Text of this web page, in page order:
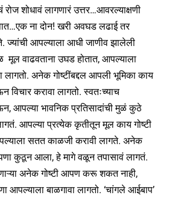
रोज शोधावं लागणारं उत्तर…आवरल्याक्षणी
ना दोन! खरी अवघड लढाई तर
ज्यांची आपल्याला आधी जाणीव झालेली
वाढवताना उघड होतात, आपल्याला
लागतो. अनेक गोष्टींबद्दल आपली भूमिका काय
विचार करावा लागतो. स्वतःच्याच
आपल्या भावनिक प्रतिसादांची मुळं कुठे
आपल्या प्रत्येक कृतीतून मूल काय गोष्टी
सतत काळजी करावी लागते. अनेक
कुठून आला, हे मागे वळून तपासावं लागतं.
अनेक गोष्टी आपण करू शकत नाही,
आपल्याला बाळगावा लागतो. ‘चांगले आईबाप’